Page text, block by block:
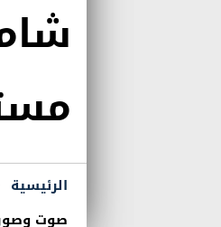
الرئيسية
صوت